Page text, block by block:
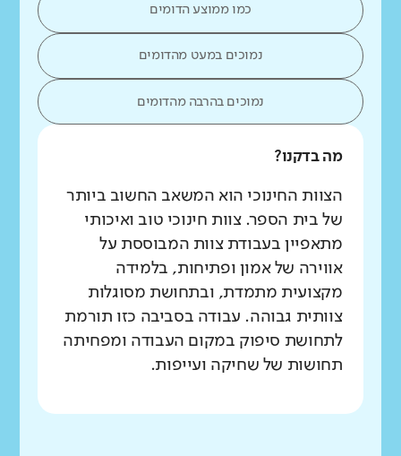
כמו ממוצע הדומים
נמוכים במעט מהדומים
נמוכים בהרבה מהדומים
מה בדקנו?
הצוות החינוכי הוא המשאב החשוב ביותר
של בית הספר. צוות חינוכי טוב ואיכותי
מתאפיין בעבודת צוות המבוססת על
אווירה של אמון ופתיחות, בלמידה
מקצועית מתמדת, ובתחושת מסוגלות
צוותית גבוהה. עבודה בסביבה כזו תורמת
לתחושת סיפוק במקום העבודה ומפחיתה
תחושות של שחיקה ועייפות.